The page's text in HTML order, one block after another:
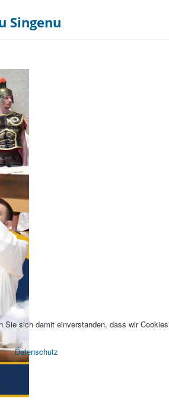
Singenu
Sie sich damit einverstanden, dass wir
Datenschutz